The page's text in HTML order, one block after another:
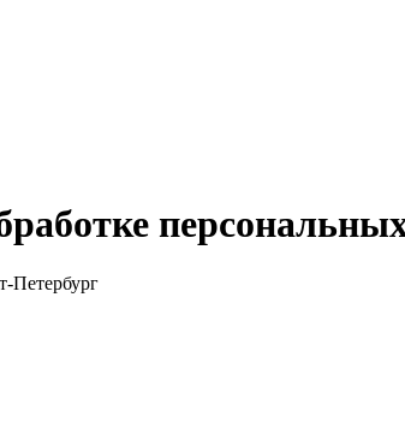
Петербург